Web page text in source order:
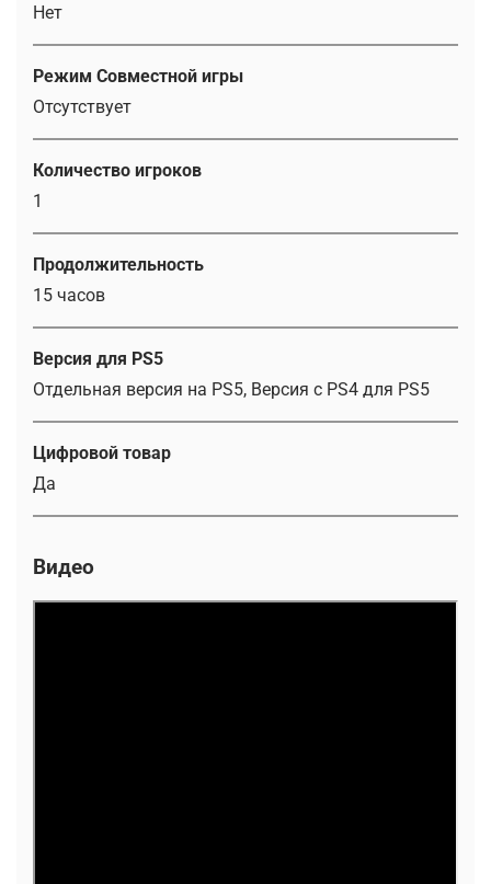
Нет
Режим Совместной игры
Отсутствует
Количество игроков
1
Продолжительность
15 часов
Версия для PS5
Отдельная версия на PS5, Версия с PS4 для PS5
Цифровой товар
Да
Видео